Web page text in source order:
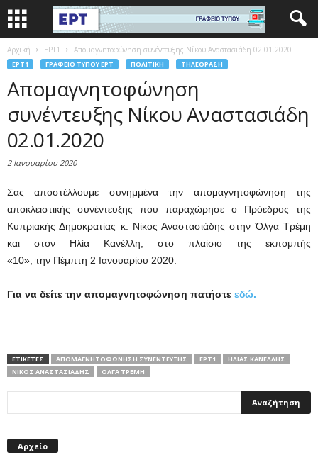
Αρχική EΡΤ1 Απομαγνητοφώνηση συνέντευξης Νίκου Αναστασιάδη 02.01.2020
EΡΤ1 ΓΡΑΦΕΊΟ ΤΎΠΟΥ ΕΡΤ ΠΟΛΙΤΙΚΉ ΤΗΛΕΌΡΑΣΗ
Απομαγνητοφώνηση
συνέντευξης Νίκου Αναστασιάδη
02.01.2020
2 Ιανουαρίου 2020
Σας αποστέλλουμε συνημμένα την απομαγνητοφώνηση της
αποκλειστικής συνέντευξης που παραχώρησε ο Πρόεδρος της
Κυπριακής Δημοκρατίας κ. Νίκος Αναστασιάδης στην Όλγα Τρέμη
και στον Ηλία Κανέλλη, στο πλαίσιο της εκπομπής
«10», την Πέμπτη 2 Ιανουαρίου 2020.
Για να δείτε την απομαγνητοφώνηση πατήστε εδώ.
ΕΤΙΚΕΤΕΣ ΑΠΟΜΑΓΝΗΤΟΦΏΝΗΣΗ ΣΥΝΈΝΤΕΥΞΗΣ ΕΡΤ1
ΗΛΊΑΣ ΚΑΝΈΛΛΗΣ
ΝΊΚΟΣ ΑΝΑΣΤΑΣΙΆΔΗΣ
ΌΛΓΑ ΤΡΈΜΗ
Αρχείο